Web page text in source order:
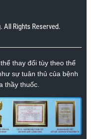
All Rights Reserved.
thay đổi tùy theo thể
sự tuân thủ của bệnh
thầy thuốc.